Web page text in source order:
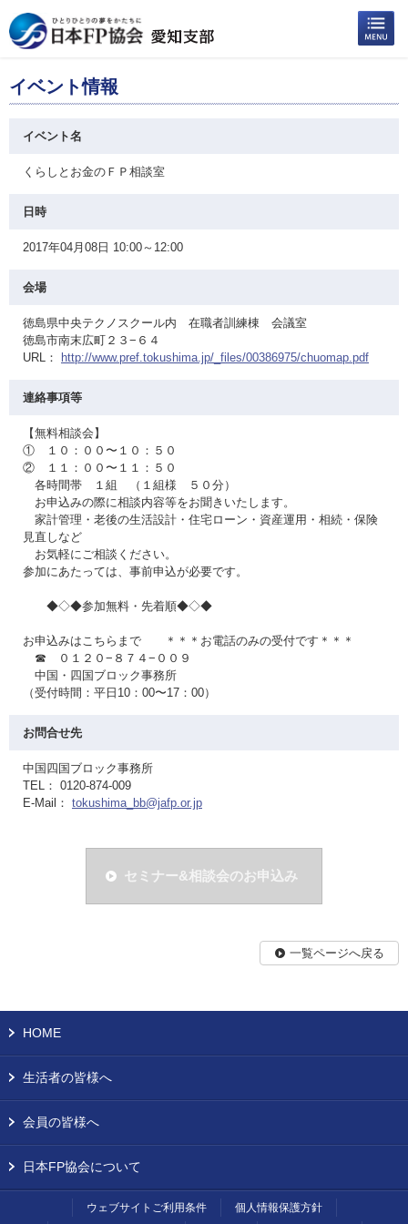
イベント情報
イベント名
くらしとお金のＦＰ相談室
日時
2017年04月08日 10:00～12:00
会場
徳島県中央テクノスクール内 在職者訓練棟 会議室
徳島市南末広町２３−６４
URL：
http://www.pref.tokushima.jp/_files/00386975/chuomap.pdf
連絡事項等
【無料相談会】
① １０：００〜１０：５０
② １１：００〜１１：５０
各時間帯 １組 （１組様 ５０分）
お申込みの際に相談内容等をお聞きいたします。
家計管理・老後の生活設計・住宅ローン・資産運用・相続・保険
見直しなど
お気軽にご相談ください。
参加にあたっては、事前申込が必要です。
◆◇◆参加無料・先着順◆◇◆
お申込みはこちらまで ＊＊＊お電話のみの受付です＊＊＊
☎ ０１２０−８７４−００９
中国・四国ブロック事務所
（受付時間：平日10：00〜17：00）
お問合せ先
中国四国ブロック事務所
TEL： 0120-874-009
E-Mail： tokushima_bb@jafp.or.jp
セミナー&相談会のお申込み
一覧ページへ戻る
HOME
生活者の皆様へ
会員の皆様へ
日本FP協会について
ウェブサイトご利用条件 個人情報保護方針